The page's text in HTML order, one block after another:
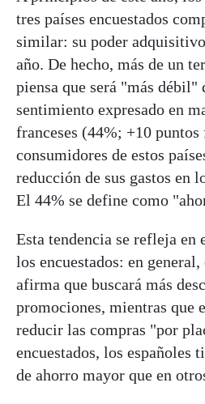
tres países encuestados
similar: su poder
año. De hecho, más de un
piensa que será "más débil"
sentimiento expresado en
franceses (44%; +10
consumidores de estos
reducción de sus gastos en
El 44% se define como
Esta tendencia se refleja en
los encuestados: en
afirma que buscará más
promociones, mientras que
reducir las compras "por
encuestados, los españoles
de ahorro mayor que en